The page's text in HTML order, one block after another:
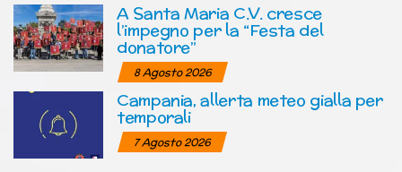
A Santa Maria C.V. cresce
l’impegno per la “Festa del
donatore”
8 Agosto 2026
Campania, allerta meteo gialla per
temporali
7 Agosto 2026